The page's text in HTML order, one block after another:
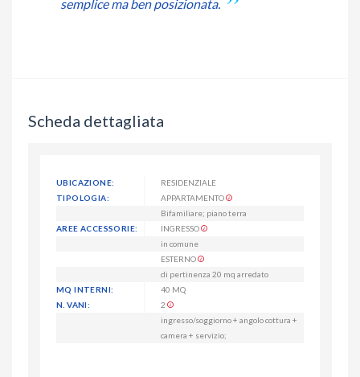
semplice ma ben posizionata.
Scheda dettagliata
UBICAZIONE:
RESIDENZIALE
TIPOLOGIA:
APPARTAMENTO
Bifamiliare; piano terra
AREE ACCESSORIE:
INGRESSO
in comune
ESTERNO
di pertinenza 20 mq arredato
MQ INTERNI:
40 MQ
N. VANI:
2
ingresso/soggiorno + angolo cottura +
camera + servizio;